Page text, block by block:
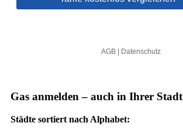
Gas anmelden – auch in Ihrer Stadt
Städte sortiert nach Alphabet: